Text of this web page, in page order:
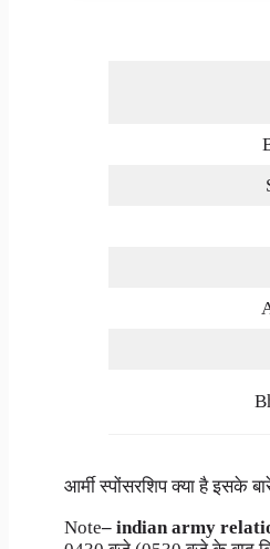
आर्मी स्पोंसरशिप क्या है इसके
Note– indian army